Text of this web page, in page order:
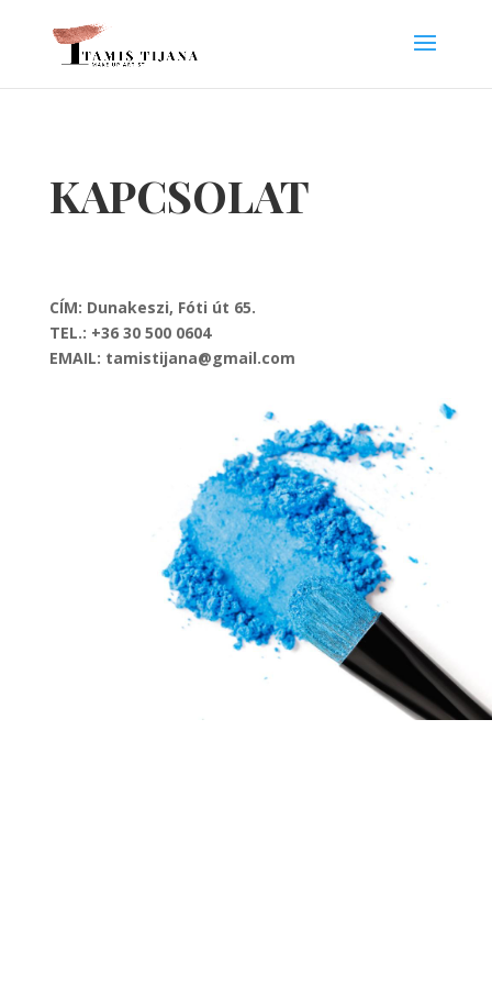
KAPCSOLAT
CÍM: Dunakeszi, Fóti út 65.
TEL.: +36 30 500 0604
EMAIL: tamistijana@gmail.com